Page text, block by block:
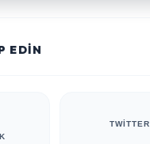
EDIN
TWITTER